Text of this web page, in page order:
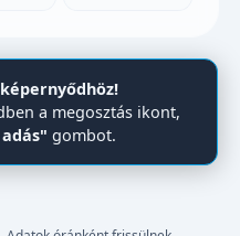
a megosztás ikont,
adás" gombot.